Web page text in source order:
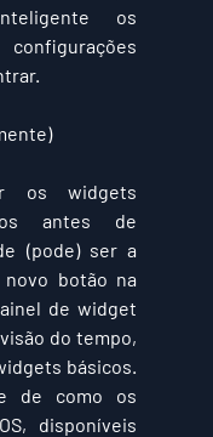
os
os widgets
antes de
(pode) ser a
botão na
de widget
do tempo,
básicos.
de como os
disponíveis